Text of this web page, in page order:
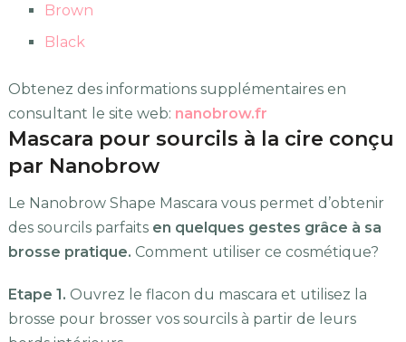
Brown
Black
Obtenez des informations supplémentaires en
consultant le site web: nanobrow.fr
Mascara pour sourcils à la cire conçu
par Nanobrow
Le Nanobrow Shape Mascara vous permet d’obtenir
des sourcils parfaits en quelques gestes grâce à sa
brosse pratique. Comment utiliser ce cosmétique?
Etape 1. Ouvrez le flacon du mascara et utilisez la
brosse pour brosser vos sourcils à partir de leurs